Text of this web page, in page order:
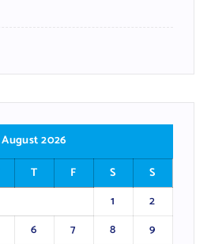
August 2026
T F S
S
1
2
6 7 8
9